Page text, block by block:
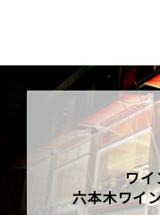
ワイ
六本木ワイ